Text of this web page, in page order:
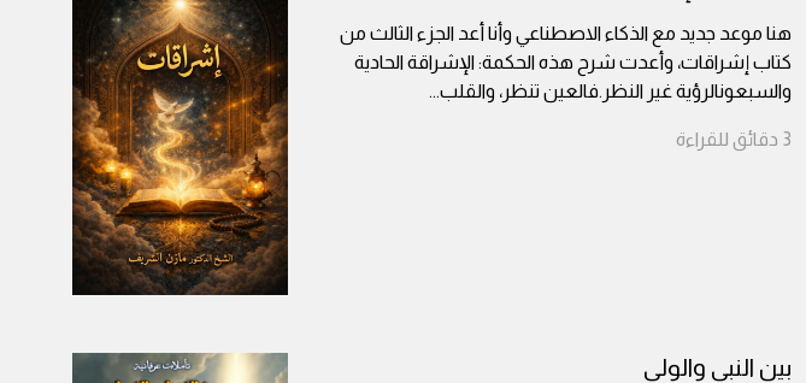
هنا موعد جديد مع الذكاء الاصطناعي وأنا أعد الجزء الثالث من
كتاب إشراقات، وأعدت شرح هذه الحكمة: الإشراقة الحادية
والسبعونالرؤية غير النظر.فالعين تنظر، والقلب...
3 دقائق للقراءة
بين النبي والولي